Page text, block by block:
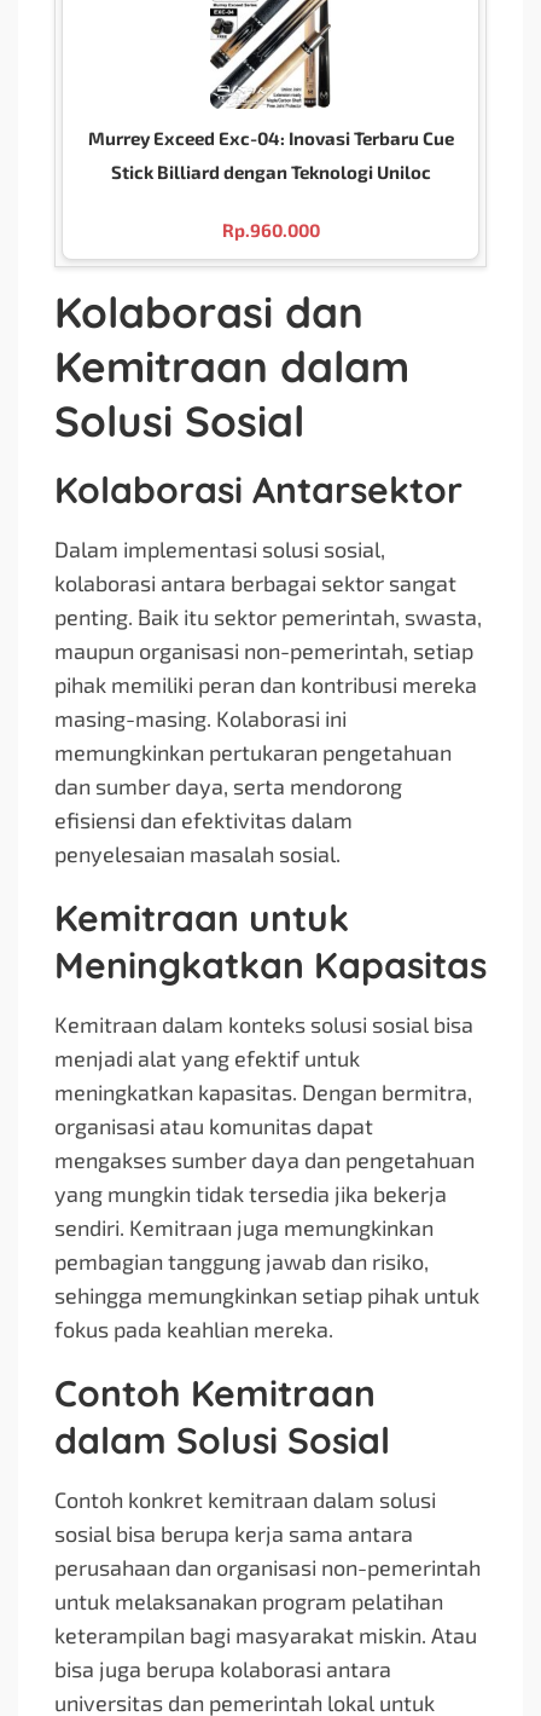
Murrey Exceed Exc-04: Inovasi Terbaru Cue
Stick Billiard dengan Teknologi Uniloc
Rp.960.000
Kolaborasi dan
Kemitraan dalam
Solusi Sosial
Kolaborasi Antarsektor
Dalam implementasi solusi sosial,
kolaborasi antara berbagai sektor sangat
penting. Baik itu sektor pemerintah, swasta,
maupun organisasi non-pemerintah, setiap
pihak memiliki peran dan kontribusi mereka
masing-masing. Kolaborasi ini
memungkinkan pertukaran pengetahuan
dan sumber daya, serta mendorong
efisiensi dan efektivitas dalam
penyelesaian masalah sosial.
Kemitraan untuk
Meningkatkan Kapasitas
Kemitraan dalam konteks solusi sosial bisa
menjadi alat yang efektif untuk
meningkatkan kapasitas. Dengan bermitra,
organisasi atau komunitas dapat
mengakses sumber daya dan pengetahuan
yang mungkin tidak tersedia jika bekerja
sendiri. Kemitraan juga memungkinkan
pembagian tanggung jawab dan risiko,
sehingga memungkinkan setiap pihak untuk
fokus pada keahlian mereka.
Contoh Kemitraan
dalam Solusi Sosial
Contoh konkret kemitraan dalam solusi
sosial bisa berupa kerja sama antara
perusahaan dan organisasi non-pemerintah
untuk melaksanakan program pelatihan
keterampilan bagi masyarakat miskin. Atau
bisa juga berupa kolaborasi antara
universitas dan pemerintah lokal untuk